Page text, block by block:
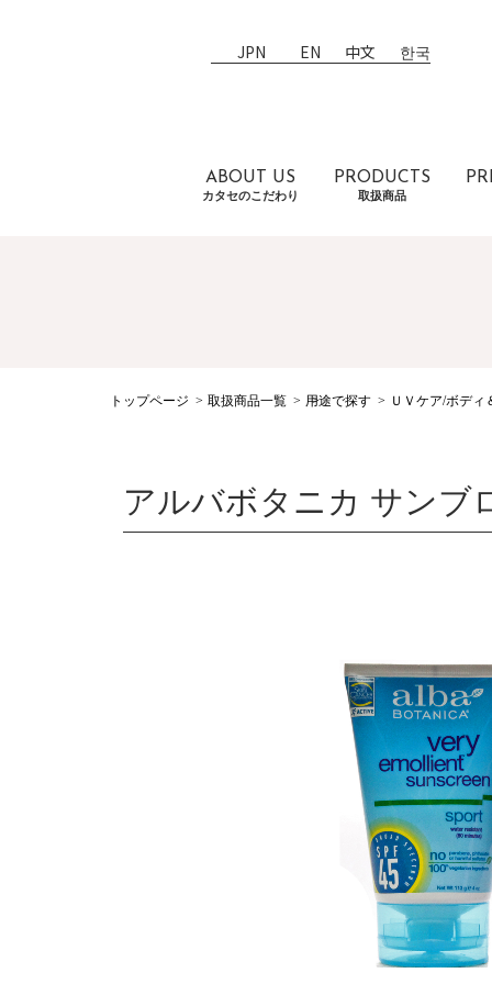
JPN EN 中文 한국
ABOUT US
カタセのこだわり
PRODUCTS
取扱商品
トップページ 取扱商品一覧 用途で探す ＵＶケア/ボディ
アルバボタニカ サンブ